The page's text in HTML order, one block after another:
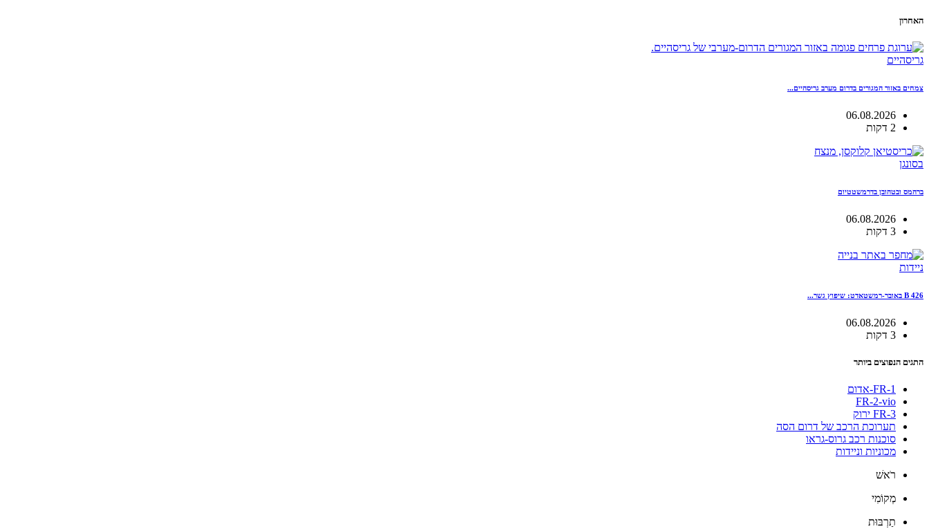
האחרון
גריסהיים
צמחים באזור המגורים בדרום מערב גריסהיים...
06.08.2026
2 דקות
בסונגן
ברהמס ובטהובן בדרמשטטיום
06.08.2026
3 דקות
ניידות
B 426 באובר-רמשטאדט: שיפוץ גשר...
06.08.2026
3 דקות
התגים הנפוצים ביותר
FR-1-אדום
FR-2-vio
FR-3 ירוק
תערוכת הרכב של דרום הסה
סוכנות רכב גרוס-גראו
מכוניות וניידות
רֹאשׁ
מְקוֹמִי
תַרְבּוּת